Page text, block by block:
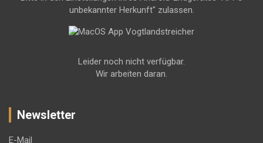
unbekannter Herkunft" zulassen.
Leider noch nicht verfügbar.
Wir arbeiten daran.
Newsletter
E-Mail